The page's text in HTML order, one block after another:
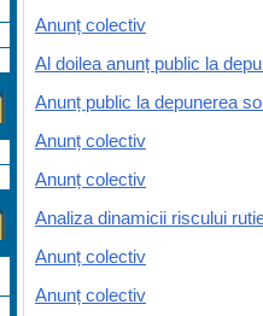
Anunț colectiv
Al doilea anunț public la
Anunț public la depunerea
Anunț colectiv
Anunț colectiv
Analiza dinamicii riscului
Anunț colectiv
Anunț colectiv